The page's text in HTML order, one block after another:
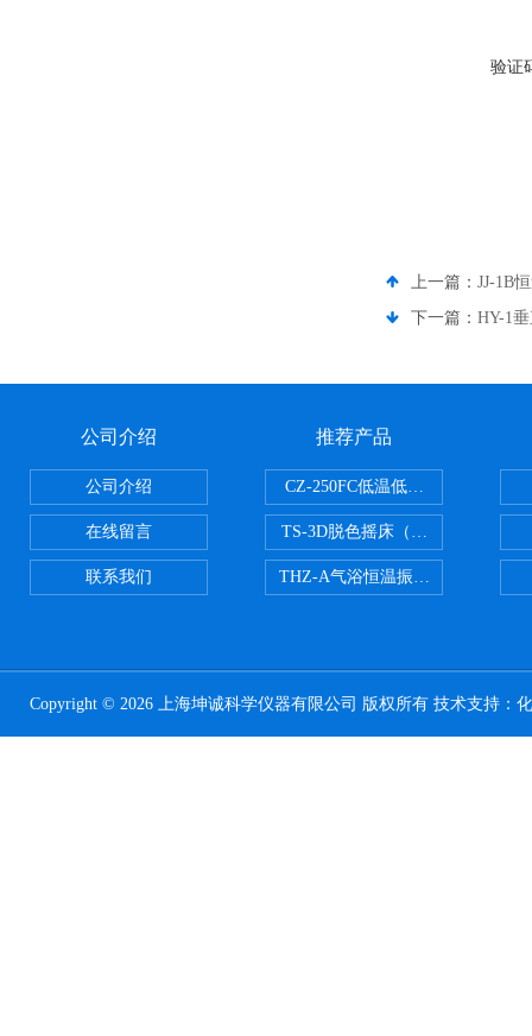
验证
上一篇： JJ-1B
下一篇： HY-1
公司介绍
公司介绍
在线留言
联系我们
推荐产品
CZ-250FC低温低湿种子储藏柜
TS-3D脱色摇床（三维运动）
THZ-A气浴恒温振荡器
Copyright © 2026 上海坤诚科学仪器有限公司 版权所有 技术支持：